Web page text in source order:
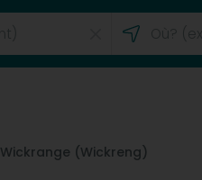
Wickrange (Wickreng)